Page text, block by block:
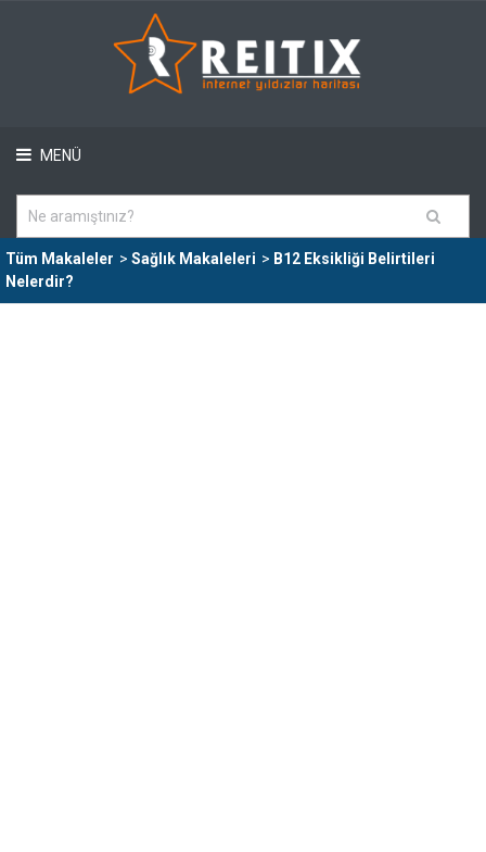
MENÜ
Tüm Makaleler > Sağlık Makaleleri > B12 Eksikliği Belirtileri
Nelerdir?